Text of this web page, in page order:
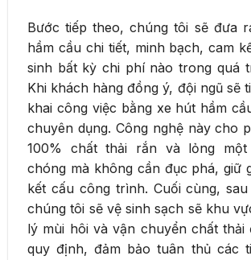
Bước tiếp theo, chúng tôi sẽ đưa
hầm cầu chi tiết, minh bạch, cam
sinh bất kỳ chi phí nào trong quá
Khi khách hàng đồng ý, đội ngũ sẽ
khai công việc bằng xe hút hầm
chuyên dụng. Công nghệ này cho
100% chất thải rắn và lỏng
chóng mà không cần đục phá, giữ
kết cấu công trình. Cuối cùng,
chúng tôi sẽ vệ sinh sạch sẽ khu
lý mùi hôi và vận chuyển chất thải
quy định, đảm bảo tuân thủ các